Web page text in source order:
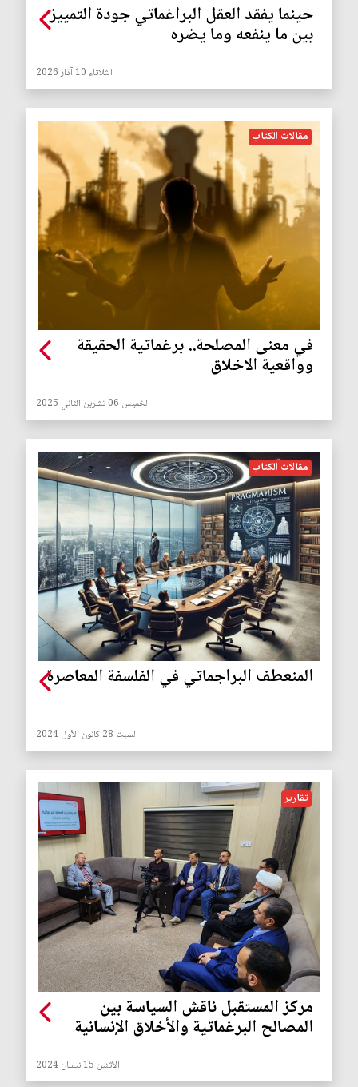
حينما يفقد العقل البراغماتي جودة التمييز
بين ما ينفعه وما يضره
الثلاثاء 10 آذار 2026
مقالات الكتاب
في معنى المصلحة.. برغماتية الحقيقة
وواقعية الاخلاق
الخميس 06 تشرين الثاني 2025
مقالات الكتاب
المنعطف البراجماتي في الفلسفة المعاصرة
السبت 28 كانون الأول 2024
تقارير
مركز المستقبل ناقش السياسة بين
المصالح البرغماتية والأخلاق الإنسانية
الأثنين 15 نيسان 2024